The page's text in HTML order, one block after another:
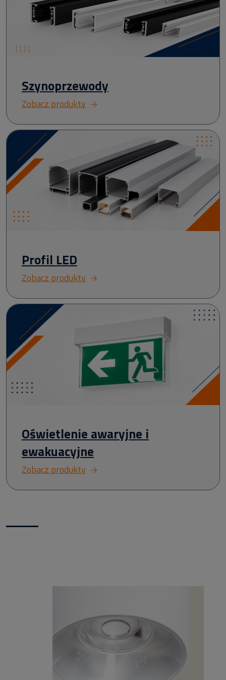
Szynoprzewody
Zobacz produkty
Profil LED
Zobacz produkty
Oświetlenie awaryjne i
ewakuacyjne
Zobacz produkty